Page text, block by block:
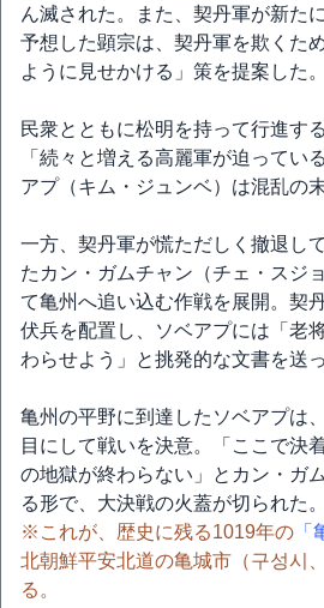
ん滅された。また、契丹軍が新た
予想した顕宗は、契丹軍を欺くた
ように見せかける」策を提案した。
民衆とともに松明を持って行進す
「続々と増える高麗軍が迫ってい
アプ（キム・ジュンベ）は混乱の
一方、契丹軍が慌ただしく撤退し
たカン・ガムチャン（チェ・スジ
て亀州へ追い込む作戦を展開。契
伏兵を配置し、ソベアプには「老
わらせよう」と挑発的な文書を送っ
亀州の平野に到達したソベアプは
目にして戦いを決意。「ここで決
の地獄が終わらない」とカン・ガ
る形で、大決戦の火蓋が切られた。
※これが、歴史に残る1019年の 「
北朝鮮平安北道の亀城市（구성시
る。